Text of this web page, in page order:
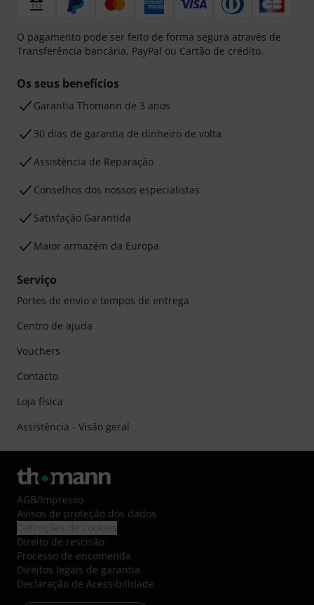
O pagamento pode ser feito de forma segura através de
Transferência bancária, PayPal ou Cartão de crédito.
Os seus benefícios
Garantia Thomann de 3 anos
30 dias de garantia de dinheiro de volta
Assistência de Reparação
Conselhos dos nossos especialistas
Satisfação Garantida
Maior armazém da Europa
Serviço
Portes de envio e tempos de entrega
Centro de ajuda
Vouchers
Contacto
Loja física
Assistência - Visão geral
AGB/Impresso
Avisos de proteção dos dados
Direito de rescisão
Processo de encomenda
Direitos legais de garantia
Declaração de Acessibilidade